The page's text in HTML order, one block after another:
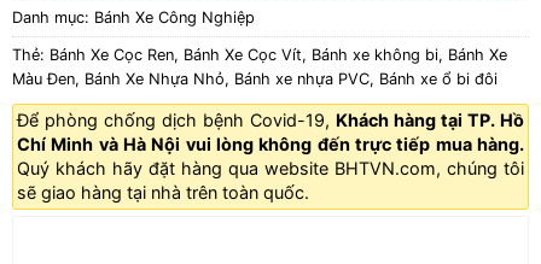
Danh mục: Bánh Xe Công Nghiệp
Thẻ: Bánh Xe Cọc Ren, Bánh Xe Cọc Vít, Bánh xe không bi, Bánh Xe
Màu Đen, Bánh Xe Nhựa Nhỏ, Bánh xe nhựa PVC, Bánh xe ổ bi đôi
Để phòng chống dịch bệnh Covid-19, Khách hàng tại TP. Hồ
Chí Minh và Hà Nội vui lòng không đến trực tiếp mua hàng.
Quý khách hãy đặt hàng qua website BHTVN.com, chúng tôi
sẽ giao hàng tại nhà trên toàn quốc.